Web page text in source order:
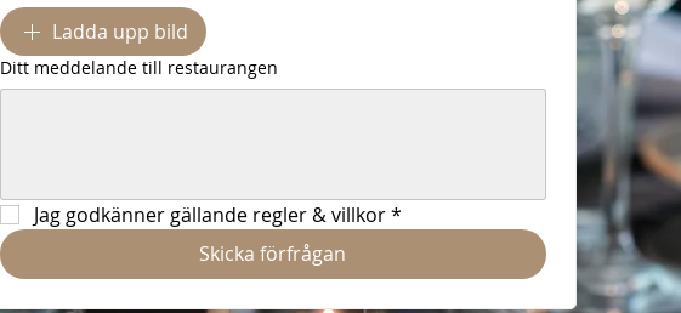
Ladda upp bild
Ditt meddelande till restaurangen
Jag godkänner gällande regler & villkor*
Skicka förfrågan